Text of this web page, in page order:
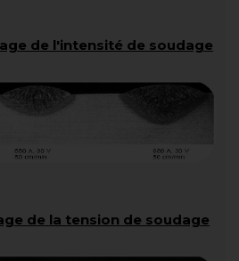
de l'intensité de soudage
de la tension de soudage